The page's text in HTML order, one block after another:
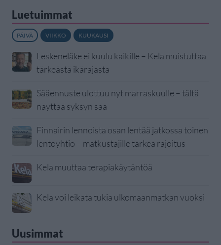
Luetuimmat
PÄIVÄ VIIKKO KUUKAUSI
Leskeneläke ei kuulu kaikille – Kela muistuttaa
tärkeästä ikärajasta
Sääennuste ulottuu nyt marraskuulle – tältä
näyttää syksyn sää
Finnairin lennoista osan lentää jatkossa toinen
lentoyhtiö – matkustajille tärkeä rajoitus
Kela muuttaa terapiakäytäntöä
Kela voi leikata tukia ulkomaanmatkan vuoksi
Uusimmat